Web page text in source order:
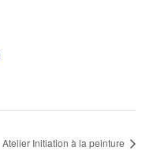
Atelier Initiation à la peinture